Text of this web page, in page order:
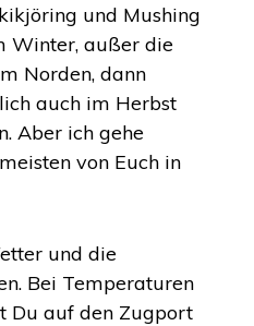
und Mushing
Winter, außer die
Norden, dann
auch im Herbst
Aber ich gehe
von Euch in
und die
Bei Temperaturen
Du auf den Zugport